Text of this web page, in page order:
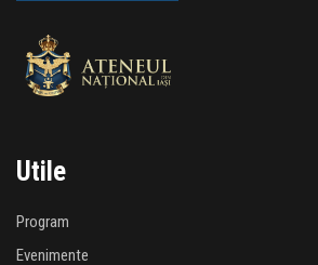
Utile
Program
Evenimente